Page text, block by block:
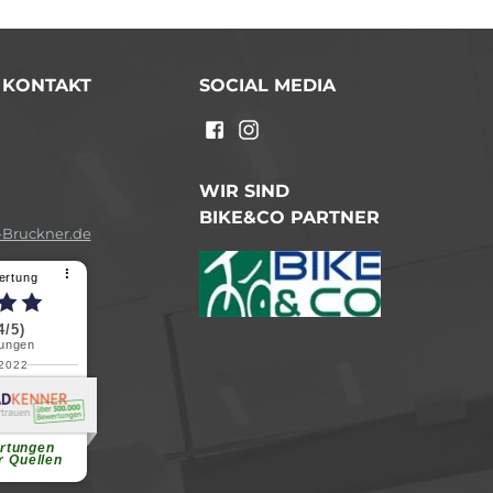
⠇
5)
Quellen
B.
SOCIAL MEDIA
WIR SIND
BIKE&CO PARTNER